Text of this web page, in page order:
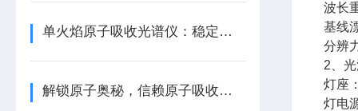
单火焰原子吸收光谱仪：稳定可靠，铸就行业信赖新标-杆
解锁原子奥秘，信赖原子吸收光谱仪的精准力量
波长
基线
分辨
2、
灯座
灯电